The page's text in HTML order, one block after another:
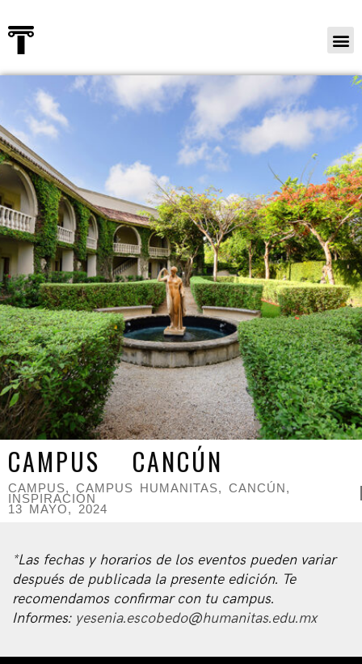
CAMPUS CANCÚN
CAMPUS, CAMPUS HUMANITAS, CANCÚN,
INSPIRACIÓN
13 MAYO, 2024
*Las fechas y horarios de los eventos pueden variar
después de publicada la presente edición. Te
recomendamos confirmar con tu campus.
Informes: yesenia.escobedo@humanitas.edu.mx